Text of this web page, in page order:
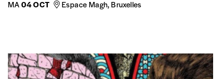
MA04 OCT Espace Magh, Bruxelles